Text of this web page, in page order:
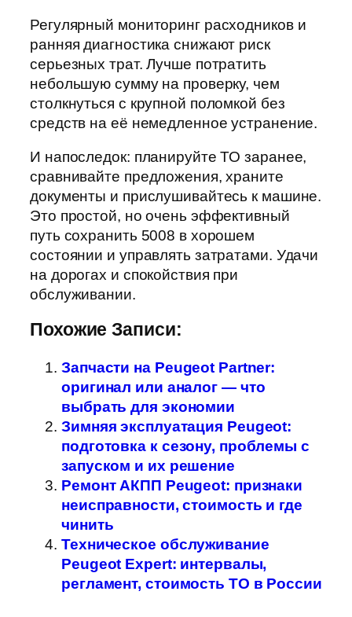
Регулярный мониторинг расходников и
ранняя диагностика снижают риск
серьезных трат. Лучше потратить
небольшую сумму на проверку, чем
столкнуться с крупной поломкой без
средств на её немедленное устранение.
И напоследок: планируйте ТО заранее,
сравнивайте предложения, храните
документы и прислушивайтесь к машине.
Это простой, но очень эффективный
путь сохранить 5008 в хорошем
состоянии и управлять затратами. Удачи
на дорогах и спокойствия при
обслуживании.
Похожие Записи:
Запчасти на Peugeot Partner:
оригинал или аналог — что
выбрать для экономии
Зимняя эксплуатация Peugeot:
подготовка к сезону, проблемы с
запуском и их решение
Ремонт АКПП Peugeot: признаки
неисправности, стоимость и где
чинить
Техническое обслуживание
Peugeot Expert: интервалы,
регламент, стоимость ТО в России